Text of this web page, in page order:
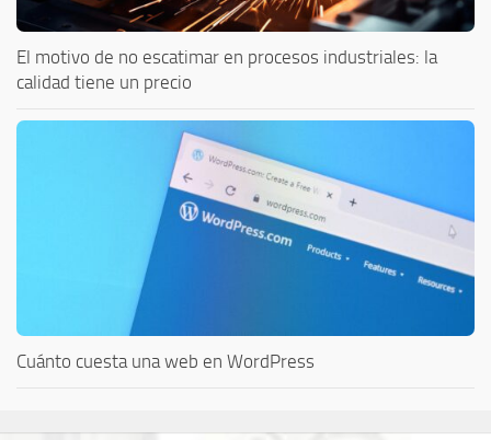
El motivo de no escatimar en procesos industriales: la
calidad tiene un precio
Cuánto cuesta una web en WordPress